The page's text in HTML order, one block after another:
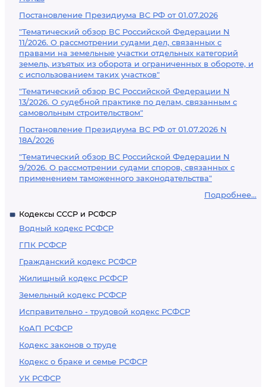
Постановление Президиума ВС РФ от 01.07.2026
"Тематический обзор ВС Российской Федерации N
11/2026. О рассмотрении судами дел, связанных с
правами на земельные участки отдельных категорий
земель, изъятых из оборота и ограниченных в обороте, и
с использованием таких участков"
"Тематический обзор ВС Российской Федерации N
13/2026. О судебной практике по делам, связанным с
самовольным строительством"
Постановление Президиума ВС РФ от 01.07.2026 N
18А/2026
"Тематический обзор ВС Российской Федерации N
9/2026. О рассмотрении судами споров, связанных с
применением таможенного законодательства"
Подробнее...
Кодексы СССР и РСФСР
Водный кодекс РСФСР
ГПК РСФСР
Гражданский кодекс РСФСР
Жилищный кодекс РСФСР
Земельный кодекс РСФСР
Исправительно - трудовой кодекс РСФСР
КоАП РСФСР
Кодекс законов о труде
Кодекс о браке и семье РСФСР
УК РСФСР